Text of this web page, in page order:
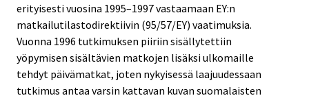
erityisesti vuosina 1995–1997 vastaamaan EY:n
matkailutilastodirektiivin (95/57/EY) vaatimuksia.
Vuonna 1996 tutkimuksen piiriin sisällytettiin
yöpymisen sisältävien matkojen lisäksi ulkomaille
tehdyt päivämatkat, joten nykyisessä laajuudessaan
tutkimus antaa varsin kattavan kuvan suomalaisten